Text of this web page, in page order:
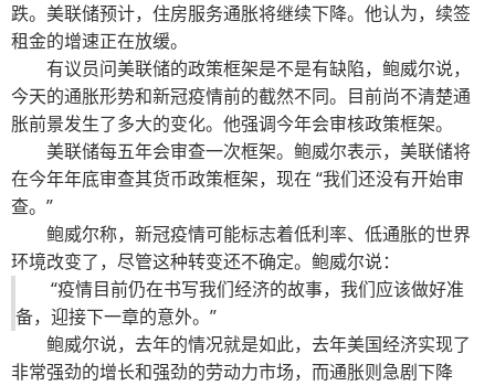
跌。美联储预计，住房服务通胀将继续下降。他认为，续签
租金的增速正在放缓。
有议员问美联储的政策框架是不是有缺陷，鲍威尔说，
今天的通胀形势和新冠疫情前的截然不同。目前尚不清楚通
胀前景发生了多大的变化。他强调今年会审核政策框架。
美联储每五年会审查一次框架。鲍威尔表示，美联储将
在今年年底审查其货币政策框架，现在 “我们还没有开始审
查。”
鲍威尔称，新冠疫情可能标志着低利率、低通胀的世界
环境改变了，尽管这种转变还不确定。鲍威尔说：
“疫情目前仍在书写我们经济的故事，我们应该做好准
备，迎接下一章的意外。”
鲍威尔说，去年的情况就是如此，去年美国经济实现了
非常强劲的增长和强劲的劳动力市场，而通胀则急剧下降